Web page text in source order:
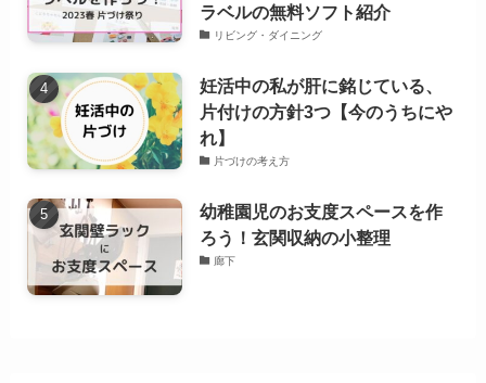
ラベルの無料ソフト紹介
リビング・ダイニング
妊活中の私が肝に銘じている、
片付けの方針3つ【今のうちにや
れ】
片づけの考え方
幼稚園児のお支度スペースを作
ろう！玄関収納の小整理
廊下